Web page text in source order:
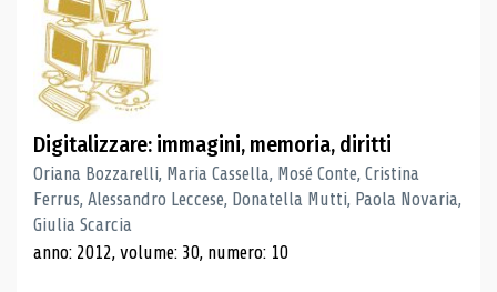
Digitalizzare: immagini, memoria, diritti
Oriana Bozzarelli, Maria Cassella, Mosé Conte, Cristina
Ferrus, Alessandro Leccese, Donatella Mutti, Paola Novaria,
Giulia Scarcia
anno: 2012, volume: 30, numero: 10